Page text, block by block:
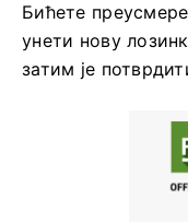
Бићете
унети нову
затим је